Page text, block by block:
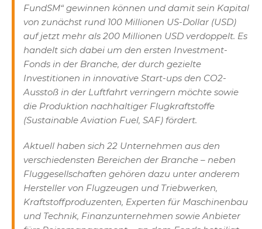
FundSM“ gewinnen können und damit sein Kapital
von zunächst rund 100 Millionen US-Dollar (USD)
auf jetzt mehr als 200 Millionen USD verdoppelt. Es
handelt sich dabei um den ersten Investment-
Fonds in der Branche, der durch gezielte
Investitionen in innovative Start-ups den CO2-
Ausstoß in der Luftfahrt verringern möchte sowie
die Produktion nachhaltiger Flugkraftstoffe
(Sustainable Aviation Fuel, SAF) fördert.
Aktuell haben sich 22 Unternehmen aus den
verschiedensten Bereichen der Branche – neben
Fluggesellschaften gehören dazu unter anderem
Hersteller von Flugzeugen und Triebwerken,
Kraftstoffproduzenten, Experten für Maschinenbau
und Technik, Finanzunternehmen sowie Anbieter